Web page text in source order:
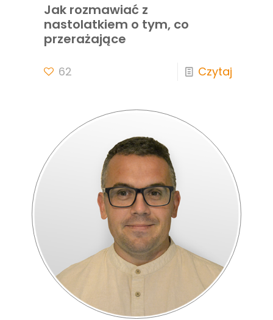
Jak rozmawiać z
nastolatkiem o tym, co
przerażające
62 Czytaj